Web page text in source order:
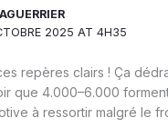
2025 AT 4H35
repères clairs ! Ça
que 4.000–6.000
à ressortir malgré le